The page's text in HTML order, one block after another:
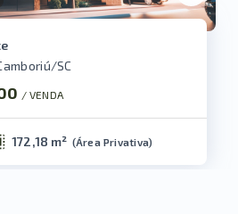
SC
/ VENDA
172,18 m² (Área Privativa)